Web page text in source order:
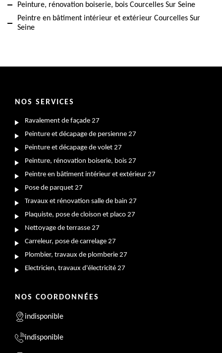
Peinture, rénovation boiserie, bois Courcelles Sur Seine
Peintre en bâtiment intérieur et extérieur Courcelles Sur
Seine
NOS SERVICES
Ravalement de façade 27
Peinture et décapage de persienne 27
Peinture et décapage de volet 27
Peinture, rénovation boiserie, bois 27
Peintre en bâtiment intérieur et extérieur 27
Pose de parquet 27
Travaux et rénovation salle de bain 27
Plaquiste, pose de cloison et placo 27
Nettoyage de terrasse 27
Carreleur, pose de carrelage 27
Plombier, travaux de plomberie 27
Electricien, travaux d'électricité 27
NOS COORDONNÉES
indisponible
indisponible